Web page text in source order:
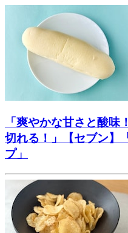
「爽やかな甘さと酸
切れる！」【セブン】
プ」